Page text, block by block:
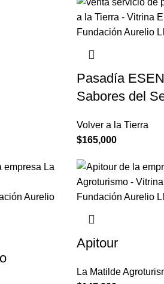
Pasadía
Sabores del
Volver a la Tierra
$165,000
Apitour
La Matilde